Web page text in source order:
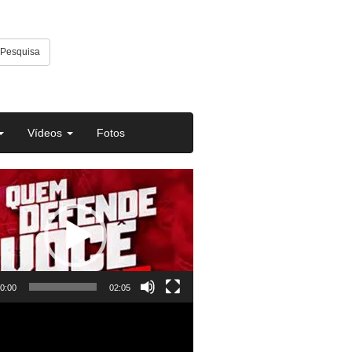
Pesquisa
Vídeos Fotos
02:05